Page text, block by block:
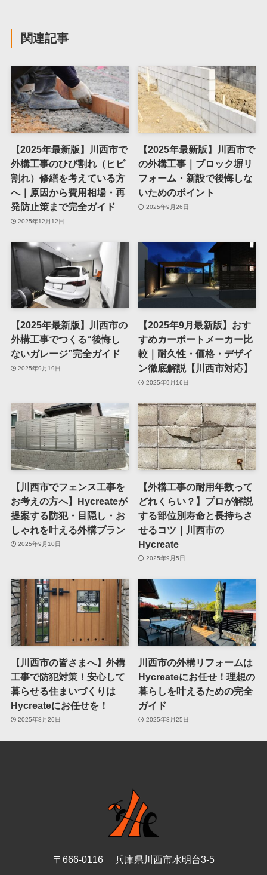
関連記事
【2025年最新版】川西市で
外構工事のひび割れ（ヒビ
割れ）修繕を考えている方
へ｜原因から費用相場・再
発防止策まで完全ガイド
2025年12月12日
【2025年最新版】川西市で
の外構工事｜ブロック塀リ
フォーム・新設で後悔しな
いためのポイント
2025年9月26日
【2025年最新版】川西市の
外構工事でつくる“後悔し
ないガレージ”完全ガイド
2025年9月19日
【2025年9月最新版】おす
すめカーポートメーカー比
較｜耐久性・価格・デザイ
ン徹底解説【川西市対応】
2025年9月16日
【川西市でフェンス工事を
お考えの方へ】Hycreateが
提案する防犯・目隠し・お
しゃれを叶える外構プラン
2025年9月10日
【外構工事の耐用年数って
どれくらい？】プロが解説
する部位別寿命と長持ちさ
せるコツ｜川西市の
Hycreate
2025年9月5日
【川西市の皆さまへ】外構
工事で防犯対策！安心して
暮らせる住まいづくりは
Hycreateにお任せを！
2025年8月26日
川西市の外構リフォームは
Hycreateにお任せ！理想の
暮らしを叶えるための完全
ガイド
2025年8月25日
〒666-0116 兵庫県川西市水明台3-5